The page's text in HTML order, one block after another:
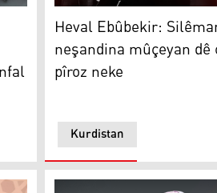
Heval Ebûbekir: Silêmanî
Kurdistan
Heval Ebûbekir:
neşandina mûçeyan dê
pîroz neke